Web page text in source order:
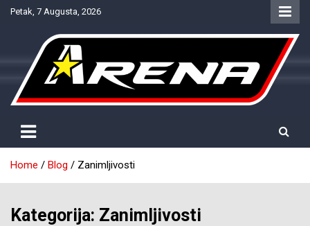
SkipPetak, 7 Augusta, 2026
NTV Arena
Home Blog Zanimljivosti
Kategorija: Zanimljivosti